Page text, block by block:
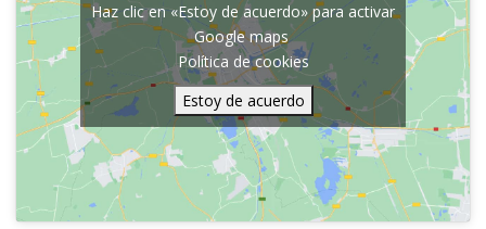
Haz clic en «Estoy de acuerdo» para activar
Google maps
Política de cookies
Estoy de acuerdo